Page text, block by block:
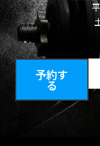
予約す
る